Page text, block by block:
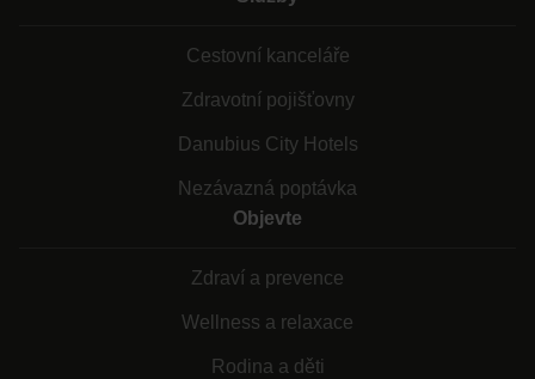
Cestovní kanceláře
Zdravotní pojišťovny
Danubius City Hotels
Nezávazná poptávka
Objevte
Zdraví a prevence
Wellness a relaxace
Rodina a děti